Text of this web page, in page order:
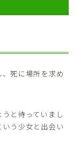
死に場所を求め
と待っていまし
う少女と出会い